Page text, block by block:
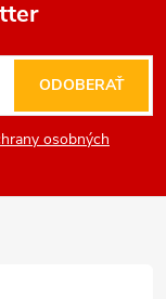
osobných
ODOBERAŤ